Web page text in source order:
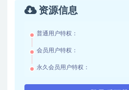
资源信息
普通用户特权：
会员用户特权：
永久会员用户特权：